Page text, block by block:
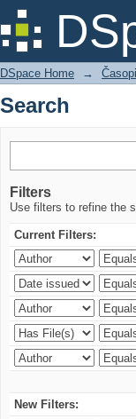
Search
DSpace Home →
Search
Filters
Use filters to refine the
Current Filters:
New Filters: